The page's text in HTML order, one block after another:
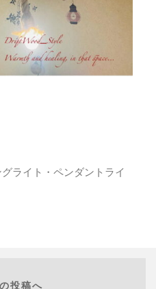
ライト・ペンダントライ
投稿へ